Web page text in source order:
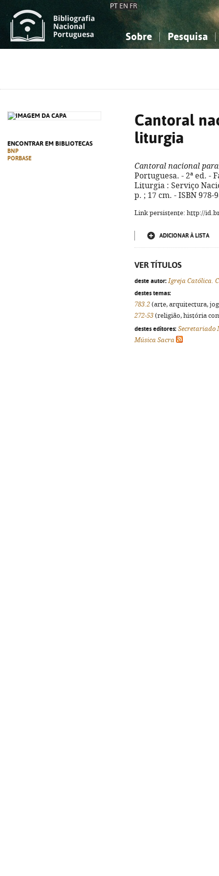
PT EN FR
Sobre Pesquisa
ENCONTRAR EM BIBLIOTECAS
BNP
PORBASE
Cantoral
liturgia
Cantoral nacional
Portuguesa. - 2ª ed. -
Liturgia : Serviço
p. ; 17 cm. - ISBN 978-
Link persistente: http://
ADICIONAR À LISTA
VER TÍTULOS
deste autor: Igreja Católica.
destes temas:
783.2 (arte, arquitectura,
272-53 (religião, história
destes editores: Secretariado
Música Sacra